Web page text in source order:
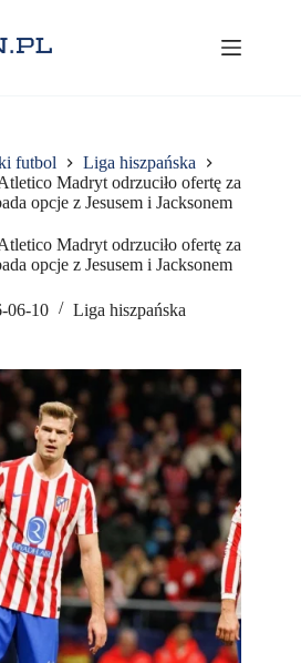
futbol
Liga hiszpańska
Madryt odrzuciło ofertę za
opcje z Jesusem i Jacksonem
Madryt odrzuciło ofertę za
opcje z Jesusem i Jacksonem
06-10 Liga hiszpańska